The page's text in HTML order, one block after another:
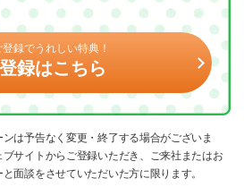
録でうれしい特典！
録はこちら
は予告なく変更・終了する場合がございま
サイトからご登録いただき、ご来社またはお
面談をさせていただいた方に限ります。